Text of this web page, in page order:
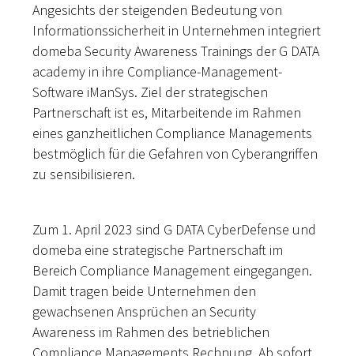
Angesichts der steigenden Bedeutung von
Informationssicherheit in Unternehmen integriert
domeba Security Awareness Trainings der G DATA
academy in ihre Compliance-Management-
Software iManSys. Ziel der strategischen
Partnerschaft ist es, Mitarbeitende im Rahmen
eines ganzheitlichen Compliance Managements
bestmöglich für die Gefahren von Cyberangriffen
zu sensibilisieren.
Zum 1. April 2023 sind G DATA CyberDefense und
domeba eine strategische Partnerschaft im
Bereich Compliance Management eingegangen.
Damit tragen beide Unternehmen den
gewachsenen Ansprüchen an Security
Awareness im Rahmen des betrieblichen